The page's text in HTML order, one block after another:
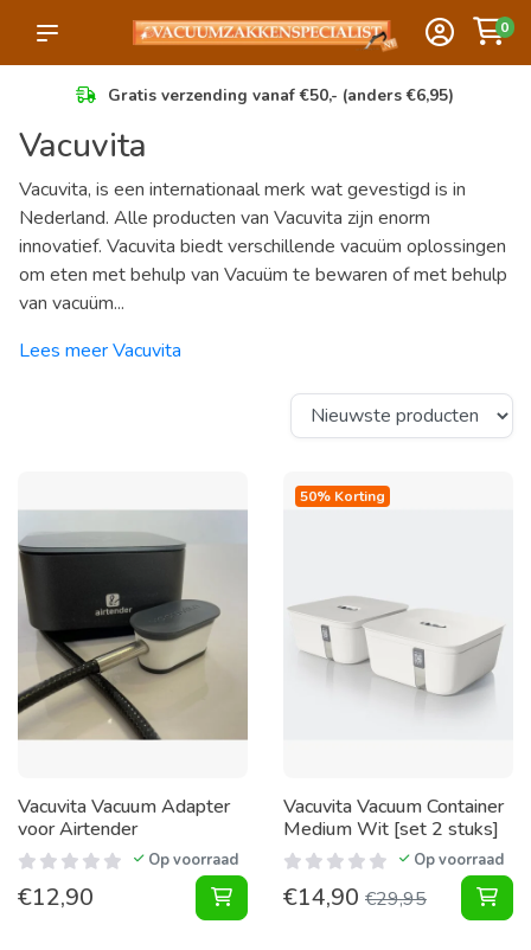
0
Gratis verzending vanaf €50,- (anders €6,95)
Vacuvita
Vacuvita, is een internationaal merk wat gevestigd is in
Nederland. Alle producten van Vacuvita zijn enorm
innovatief. Vacuvita biedt verschillende vacuüm oplossingen
om eten met behulp van Vacuüm te bewaren of met behulp
van vacuüm...
Lees meer Vacuvita
Vacuvita Vacuum Adapter
voor Airtender
Op voorraad
€12,90 Vacuum Adapter voor Airtender
50% Korting
Vacuvita Vacuum Container
Medium Wit [set 2 stuks]
Op voorraad
€14,90 €29,95